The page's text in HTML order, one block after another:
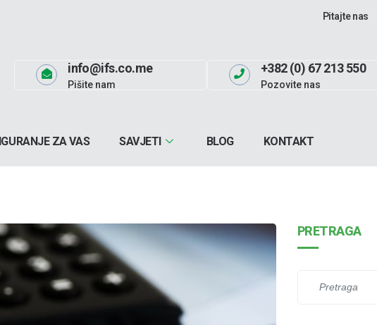
Pitajte nas
info@ifs.co.me
Pišite nam
+382 (0) 67 213 550
Pozovite nas
ZA VAS SAVJETI BLOG KONTAKT
PRETRAGA